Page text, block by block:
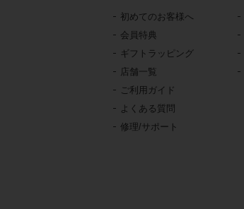
初めてのお客様へ
会員特典
ギフトラッピング
店舗一覧
ご利用ガイド
よくある質問
修理/サポート